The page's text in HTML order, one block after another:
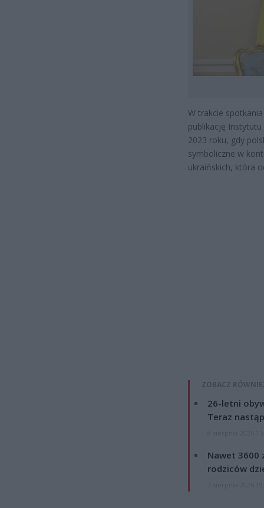
W trakcie
publikację
2023 roku, gdy
symboliczne w
ukraińskich, która
ZOBACZ
26-letni
Teraz
Nawet 3600
rodziców